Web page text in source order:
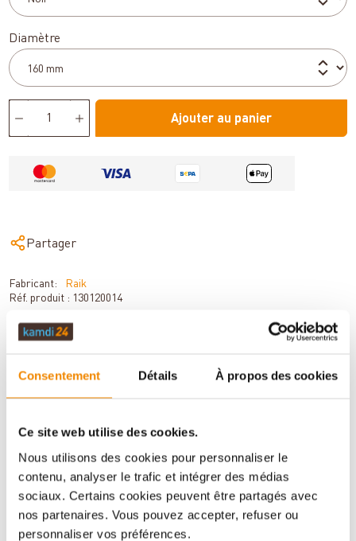
Consentement Détails À propos des cookies
Ce site web utilise des cookies.
Nous utilisons des cookies pour personnaliser le
contenu, analyser le trafic et intégrer des médias
sociaux. Certains cookies peuvent être partagés avec
nos partenaires. Vous pouvez accepter, refuser ou
personnaliser vos préférences.
Sélectionnez
Diamètre
Ajouter au panier
Partager
Fabricant:
Raik
Réf. produit : 130120014
DESCRIPTION
DONNÉES TECHNIQUES
ÉVALUATIONS (0)